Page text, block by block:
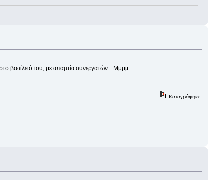
βασίλειό του, με απαρτία συνεργατών... Μμμμ...
Καταγράφηκε